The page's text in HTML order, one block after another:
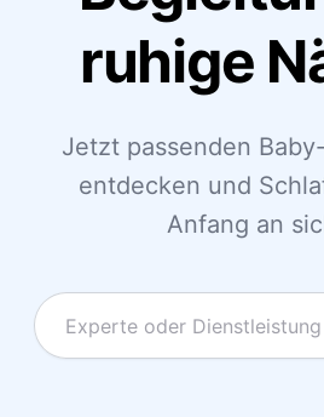
ruhige
Jetzt passenden
entdecken und
Anfang an